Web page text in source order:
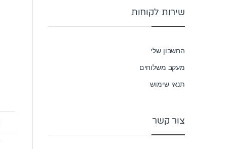
שירות לקוחות
החשבון שלי
מעקב משלוחים
תנאי שימוש
צור קשר